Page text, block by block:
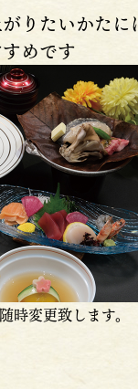
りたいかた
めです
変更致します。